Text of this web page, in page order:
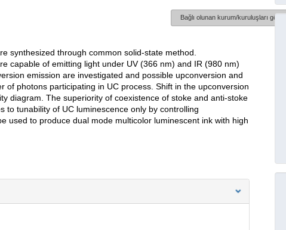
Bağlı olunan kurum/kuruluşları göster
synthesized through common solid-state method.
capable of emitting light under UV (366 nm) and IR (980 nm)
emission are investigated and possible upconversion and
photons participating in UC process. Shift in the upconversion
diagram. The superiority of coexistence of stoke and anti-stoke
to tunability of UC luminescence only by controlling
used to produce dual mode multicolor luminescent ink with high